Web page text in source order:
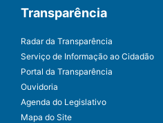
Transparência
Radar da Transparência
Serviço de Informação ao Cidadão
Portal da Transparência
Ouvidoria
Agenda do Legislativo
Mapa do Site